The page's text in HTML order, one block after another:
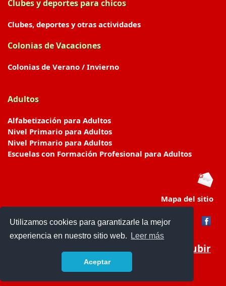
Utilizamos cookies para garantizarle la mejor
experiencia en nuestro sitio web.
Leer más
Aceptar
Clubes y deportes para chicos
Clubes, deportes y otras actividades
Colonias de Vacaciones
Colonias de Verano / Invierno
Adultos
Alfabetización para Adultos
Nivel Primario para Adultos
Nivel Primario para Adultos
Escuelas con Formación Profesional para Adultos
Mapa del sitio
Subir